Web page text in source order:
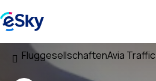
FluggesellschaftenAvia Traffic